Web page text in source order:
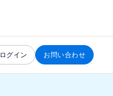
ログイン お問い合わせ